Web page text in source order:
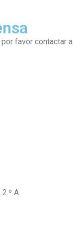
favor contactar a
A